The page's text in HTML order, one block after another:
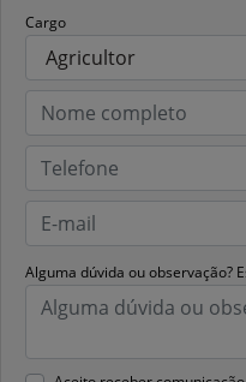
Cargo
Alguma dúvida ou observação?